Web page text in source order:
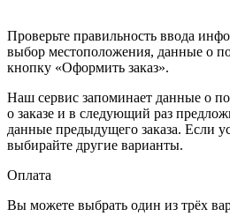
Проверьте правильность ввода
выбор местоположения, данные о
кнопку «Оформить заказ».
Наш сервис запоминает данные о
о заказе и в следующий раз
данные предыдущего заказа. Если
выбирайте другие варианты.
Оплата
Вы можете выбрать один из трёх